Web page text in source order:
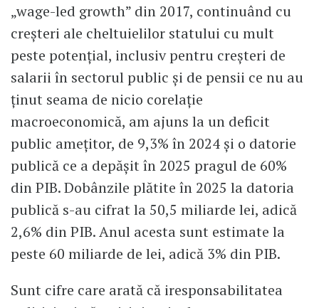
„wage-led growth” din 2017, continuând cu
creșteri ale cheltuielilor statului cu mult
peste potențial, inclusiv pentru creșteri de
salarii în sectorul public și de pensii ce nu au
ținut seama de nicio corelație
macroeconomică, am ajuns la un deficit
public amețitor, de 9,3% în 2024 și o datorie
publică ce a depășit în 2025 pragul de 60%
din PIB. Dobânzile plătite în 2025 la datoria
publică s-au cifrat la 50,5 miliarde lei, adică
2,6% din PIB. Anul acesta sunt estimate la
peste 60 miliarde de lei, adică 3% din PIB.
Sunt cifre care arată că iresponsabilitatea